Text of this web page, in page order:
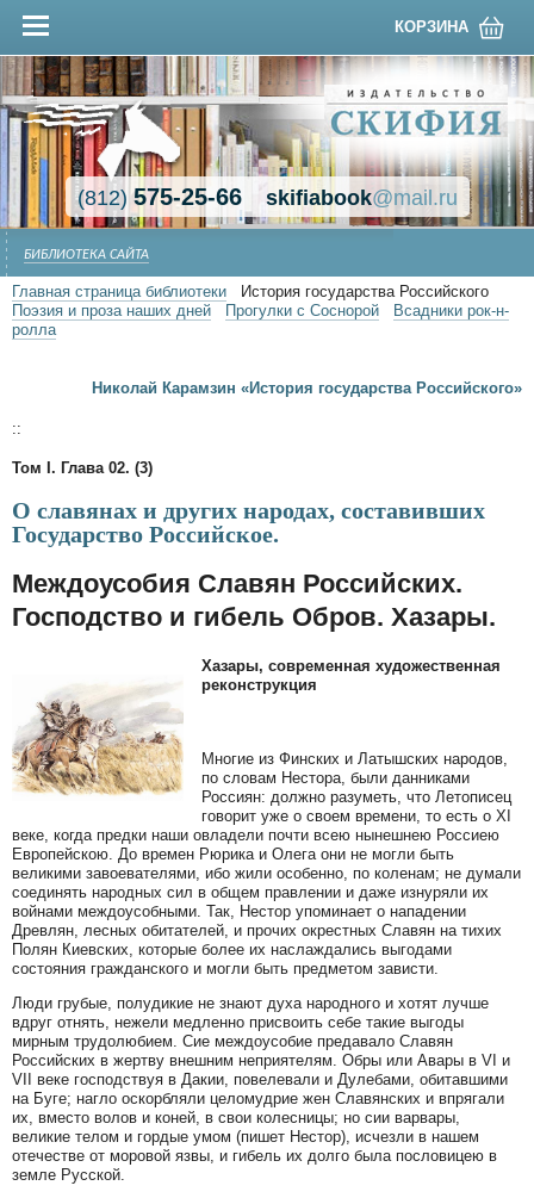
КОРЗИНА
(812)575-25-66 skifiabook@mail.ru
БИБЛИОТЕКА САЙТА
Главная страница библиотеки
История государства Российского
Поэзия и проза наших дней
Прогулки с Соснорой
Всадники рок-н-
ролла
Николай Карамзин «История государства Российского»
::
Том I. Глава 02. (3)
О славянах и других народах, составивших
Государство Российское.
Междоусобия Славян Российских.
Господство и гибель Обров. Хазары.
Хазары, современная художественная
реконструкция
Многие из Финских и Латышских народов,
по словам Нестора, были данниками
Россиян: должно разуметь, что Летописец
говорит уже о своем времени, то есть о XI
веке, когда предки наши овладели почти всею нынешнею Россиею
Европейскою. До времен Рюрика и Олега они не могли быть
великими завоевателями, ибо жили особенно, по коленам; не думали
соединять народных сил в общем правлении и даже изнуряли их
войнами междоусобными. Так, Нестор упоминает о нападении
Древлян, лесных обитателей, и прочих окрестных Славян на тихих
Полян Киевских, которые более их наслаждались выгодами
состояния гражданского и могли быть предметом зависти.
Люди грубые, полудикие не знают духа народного и хотят лучше
вдруг отнять, нежели медленно присвоить себе такие выгоды
мирным трудолюбием. Сие междоусобие предавало Славян
Российских в жертву внешним неприятелям. Обры или Авары в VI и
VII веке господствуя в Дакии, повелевали и Дулебами, обитавшими
на Буге; нагло оскорбляли целомудрие жен Славянских и впрягали
их, вместо волов и коней, в свои колесницы; но сии варвары,
великие телом и гордые умом (пишет Нестор), исчезли в нашем
отечестве от моровой язвы, и гибель их долго была пословицею в
земле Русской.